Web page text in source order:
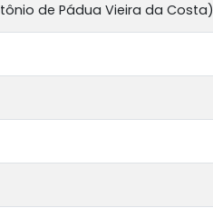
de Pádua Vieira da Costa)